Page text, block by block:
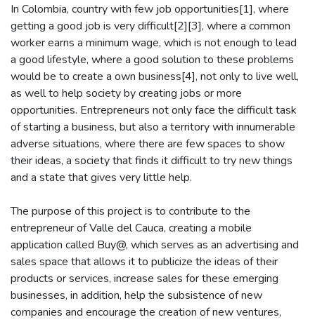
In Colombia, country with few job opportunities[1], where
getting a good job is very difficult[2][3], where a common
worker earns a minimum wage, which is not enough to lead
a good lifestyle, where a good solution to these problems
would be to create a own business[4], not only to live well,
as well to help society by creating jobs or more
opportunities. Entrepreneurs not only face the difficult task
of starting a business, but also a territory with innumerable
adverse situations, where there are few spaces to show
their ideas, a society that finds it difficult to try new things
and a state that gives very little help.
The purpose of this project is to contribute to the
entrepreneur of Valle del Cauca, creating a mobile
application called Buy@, which serves as an advertising and
sales space that allows it to publicize the ideas of their
products or services, increase sales for these emerging
businesses, in addition, help the subsistence of new
companies and encourage the creation of new ventures,